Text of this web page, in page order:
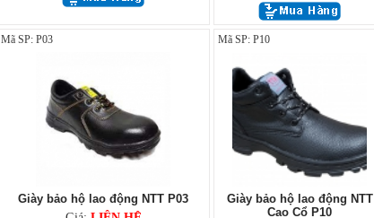
Mã SP: P03
Giày bảo hộ lao động NTT P03
Mã SP: P10
Giày bảo hộ lao động NTT
Cao Cổ P10